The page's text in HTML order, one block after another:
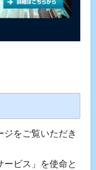
をご覧いただき
ビス」を使命と